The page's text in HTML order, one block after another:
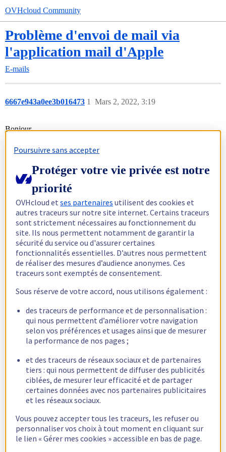
OVHcloud Community
Problème d'envoi de mail via
l'application mail d'Apple
E-mails
6667e943a0ee3b016473 Mars 2, 2022, 3:19
1
Bonjour,
boite Mail Apple.
Ce message d'erreur s'affiche :
Voici mes réglages de serveur :
Une idée d'où le problème peut venir ?
fritz2cat Mars 2, 2022, 3:36
2
Poursuivre sans accepter
Protéger votre vie privée est notre
priorité
OVHcloud etses partenaires utilisent des cookies et
autres traceurs sur notre site internet. Certains traceurs
sont strictement nécessaires au fonctionnement du
site. Ils nous permettent notamment de garantir la
sécurité du service ou d'assurer certaines
fonctionnalités essentielles. D’autres nous permettent
de réaliser des mesures d’audience anonymes. Ces
traceurs sont exemptés de consentement.
Sous réserve de votre accord, nous utilisons également :
des traceurs de performance et de personnalisation :
qui nous permettent d’améliorer votre navigation
selon vos préférences et usages ainsi que de mesurer
la performance de nos pages ;
et des traceurs de réseaux sociaux et de partenaires
tiers : qui nous permettent de diffuser des publicités
ciblées, de mesurer leur efficacité et de partager
certaines données avec nos partenaires publicitaires
et les réseaux sociaux.
Vous pouvez accepter tous les traceurs, les refuser ou
personnaliser vos choix à tout moment en cliquant sur
le lien « Gérer mes cookies » accessible en bas de page.